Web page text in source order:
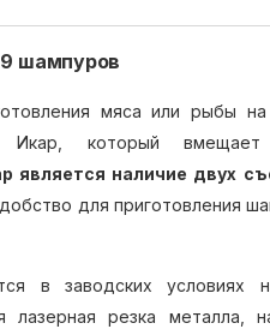
шампуров
мяса или рыбы
Икар, который
является наличие двух
для приготовления
в заводских условиях
лазерная резка металла,